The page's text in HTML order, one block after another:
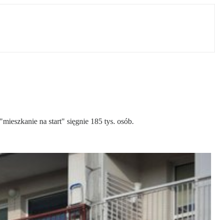
na start" sięgnie 185 tys. osób.